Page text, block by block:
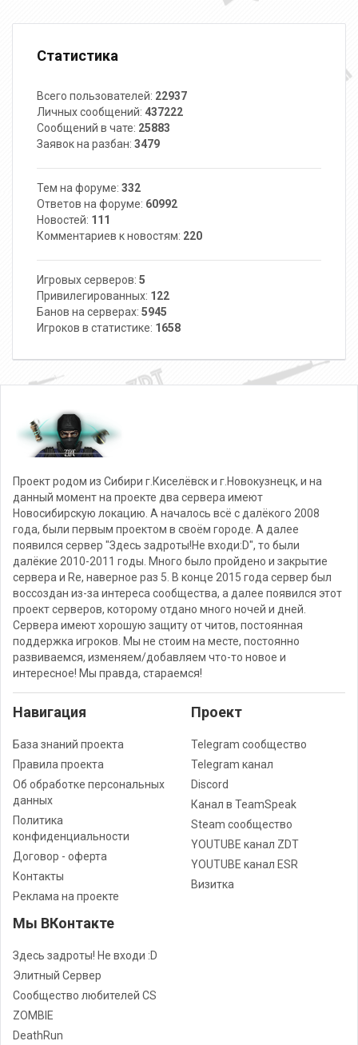
Статистика
Всего пользователей: 22937
Личных сообщений: 437222
Сообщений в чате: 25883
Заявок на разбан: 3479
Тем на форуме: 332
Ответов на форуме: 60992
Новостей: 111
Комментариев к новостям: 220
Игровых серверов: 5
Привилегированных: 122
Банов на серверах: 5945
Игроков в статистике: 1658
Проект родом из Сибири г.Киселёвск и г.Новокузнецк, и на
данный момент на проекте два сервера имеют
Новосибирскую локацию. А началось всё с далёкого 2008
года, были первым проектом в своём городе. А далее
появился сервер "Здесь задроты!Не входи:D", то были
далёкие 2010-2011 годы. Много было пройдено и закрытие
сервера и Re, наверное раз 5. В конце 2015 года сервер был
воссоздан из-за интереса сообщества, а далее появился этот
проект серверов, которому отдано много ночей и дней.
Сервера имеют хорошую защиту от читов, постоянная
поддержка игроков. Мы не стоим на месте, постоянно
развиваемся, изменяем/добавляем что-то новое и
интересное! Мы правда, стараемся!
Навигация
База знаний проекта
Правила проекта
Об обработке персональных
данных
Политика
конфиденциальности
Договор - оферта
Контакты
Реклама на проекте
Проект
Telegram сообщество
Telegram канал
Discord
Канал в TeamSpeak
Steam сообщество
YOUTUBE канал ZDT
YOUTUBE канал ESR
Визитка
Мы ВКонтакте
Здесь задроты! Не входи :D
Элитный Сервер
Сообщество любителей CS
ZOMBIE
DeathRun